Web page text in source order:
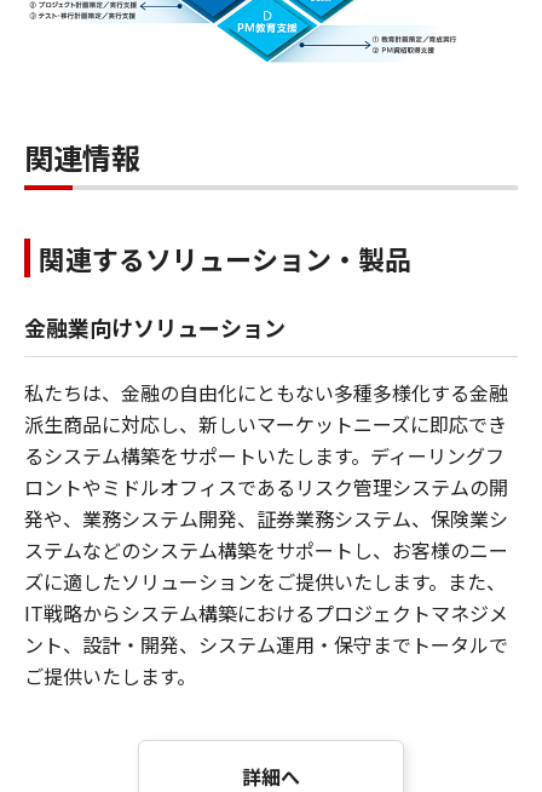
関連情報
関連するソリューション・製品
金融業向けソリューション
私たちは、金融の自由化にともない多種多様化する金融
派生商品に対応し、新しいマーケットニーズに即応でき
るシステム構築をサポートいたします。ディーリングフ
ロントやミドルオフィスであるリスク管理システムの開
発や、業務システム開発、証券業務システム、保険業シ
ステムなどのシステム構築をサポートし、お客様のニー
ズに適したソリューションをご提供いたします。また、
IT戦略からシステム構築におけるプロジェクトマネジメ
ント、設計・開発、システム運用・保守までトータルで
ご提供いたします。
詳細へ